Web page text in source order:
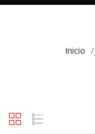
Inicio